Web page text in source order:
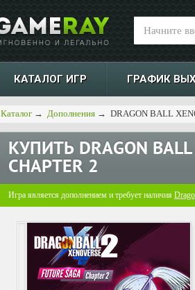
КАТАЛОГ ИГР ГРАФИК
Каталог → Дополнения → DRAGON BALL
КУПИТЬ DRAGON
CHAPTER 2
Игра является дополнением и требует наличия